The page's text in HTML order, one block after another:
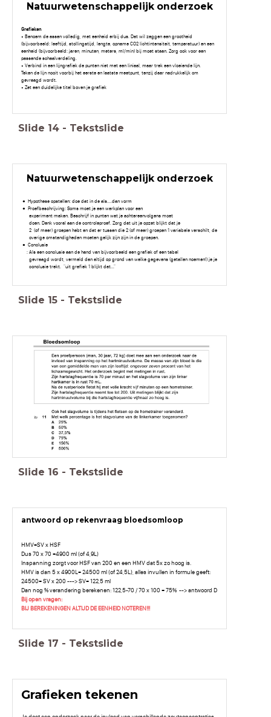
Natuurwetenschappelijk onderzoek
Grafieken
• Benoem de assen volledig, met eenheid erbij dus. Dat wil zeggen een grootheid
(bijvoorbeeld: leeftijd, stollingstijd, lengte, opname CO2 lichtintensiteit, temperatuur) en een
eenheid (bijvoorbeeld: jaren, minuten, meters, ml/min) bij moet staan. Zorg ook voor een
passende schaalverdeling.
• Verbind in een lijngrafiek de punten niet met een liniaal, maar trek een vloeiende lijn.
Teken de lijn nooit voorbij het eerste en laatste meetpunt, tenzij daar nadrukkelijk om
gevraagd wordt.
• Zet een duidelijke titel boven je grafiek
Slide 14 - Tekstslide
Natuurwetenschappelijk onderzoek
Hypothese opstellen: doe dat in de als....dan vorm
Proefbeschrijving: Soms moet je een werkplan voor een
experiment maken. Beschrijf in punten wat je achtereenvolgens moet
doen. Denk vooral aan de controleproef. Zorg dat uit je opzet blijkt dat je
2 (of meer) groepen hebt en dat er tussen die 2 (of meer) groepen 1 variabele verschilt, de
overige omstandigheden moeten gelijk zijn zijn in de groepen.
Conclusie
: Als een conclusie aan de hand van bijvoorbeeld een grafiek of een tabel
gevraagd wordt, vermeld dan altijd op grond van welke gegevens (getallen noemen!) je je
conclusie trekt. "uit grafiek 1 blijkt dat..."
Slide 15 - Tekstslide
Slide 16 - Tekstslide
antwoord op rekenvraag bloedsomloop
HMV=SV x HSF
Dus 70 x 70 =4900 ml (of 4,9L)
Inspanning zorgt voor HSF van 200 en een HMV dat 5x zo hoog is.
HMV is dan 5 x 4900L= 24500 ml (of 24,5L), alles invullen in formule geeft:
24500= SV x 200 ---> SV= 122,5 ml
Dan nog % verandering berekenen: 122,5-70 / 70 x 100 = 75% --> antwoord D
Bij open vragen:
BIJ BEREKENINGEN ALTIJD DE EENHEID NOTEREN!!!
Slide 17 - Tekstslide
Grafieken tekenen